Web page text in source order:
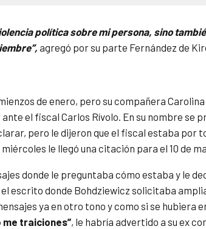
política sobre mi persona, sino
agregó por su parte Fernández de
de enero, pero su compañera Carolina
el fiscal Carlos Rívolo. En su nombre se
pero le dijeron que el fiscal estaba por
le llegó una citación para el 10 de
donde le preguntaba cómo estaba y le
escrito donde Bohdziewicz solicitaba
ya en otro tono y como si se hubiera
me traiciones”, le habría advertido a su ex